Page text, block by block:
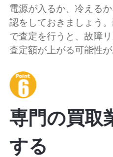
電源が入るか、冷える
認をしておきましょう
で査定を行うと、故障
査定額が上がる可能性が
専門の買取
する